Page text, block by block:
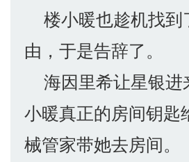
楼小暖也趁机找到
由，于是告辞了。
海因里希让星银进
小暖真正的房间钥匙
械管家带她去房间。